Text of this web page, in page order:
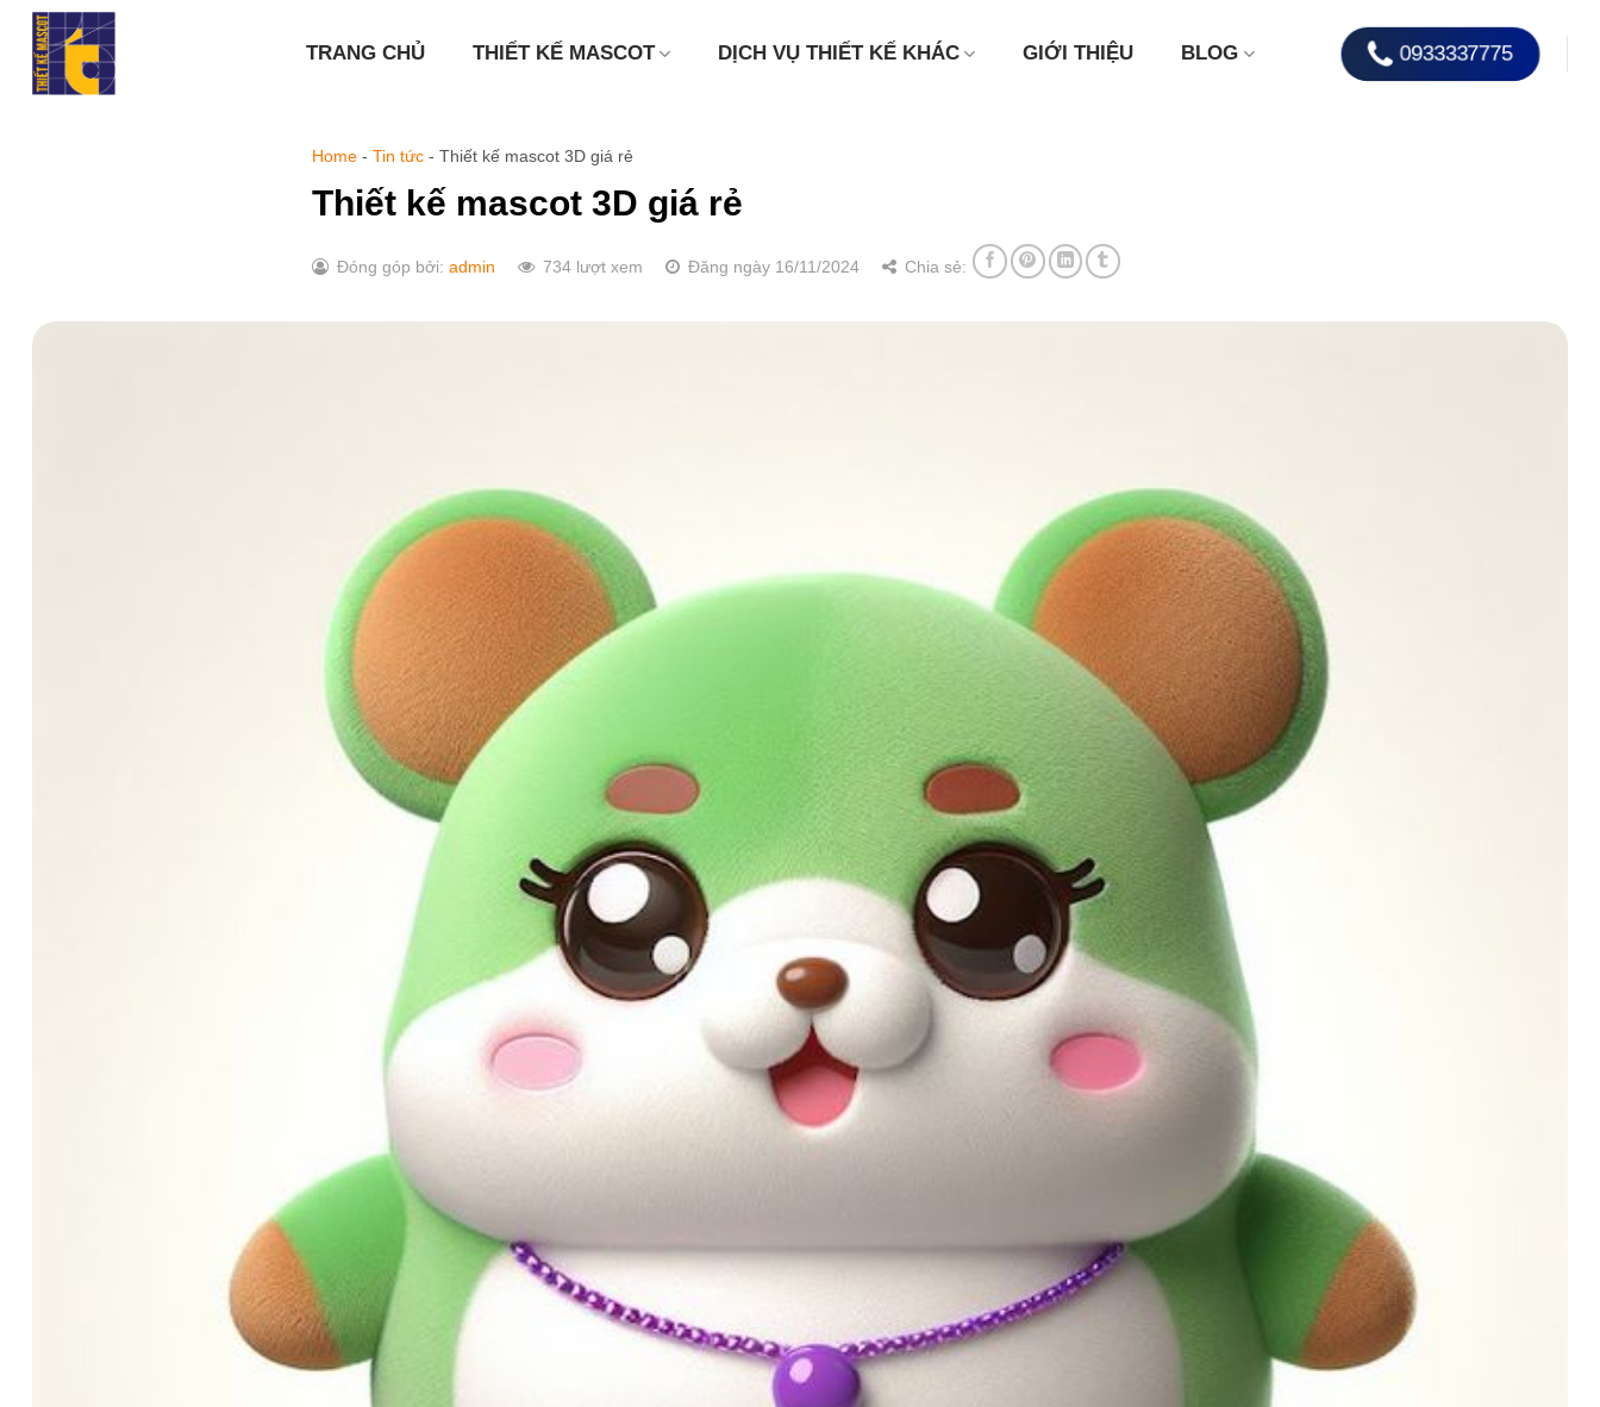
Chuyển
TRANG CHỦ THIẾT KẾ MASCOT DỊCH VỤ THIẾT KẾ KHÁC GIỚI THIỆU BLOG 0933337775
Home - Tin tức - Thiết kế mascot 3D giá rẻ
Thiết kế mascot 3D giá rẻ
Đóng góp bởi: admin 734 lượt xem Đăng ngày 16/11/2024 Chia sẻ: